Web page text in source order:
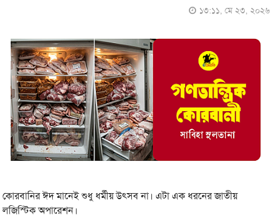
১৩:১১, মে ২৩, ২০২৬
কোরবানির ঈদ মানেই শুধু ধর্মীয় উৎসব না। এটা এক ধরনের জাতীয়
লজিস্টিক অপারেশন।